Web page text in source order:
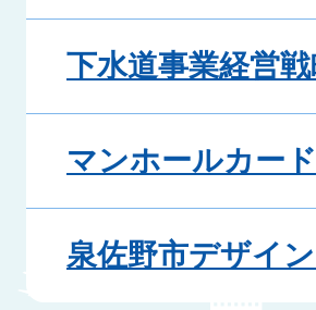
下水道事業経営
マンホールカー
泉佐野市デザイ